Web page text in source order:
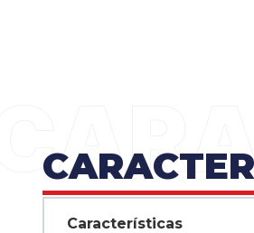
Características